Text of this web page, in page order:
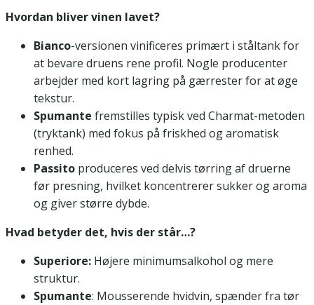
Hvordan bliver vinen lavet?
Bianco-versionen vinificeres primært i ståltank for
at bevare druens rene profil. Nogle producenter
arbejder med kort lagring på gærrester for at øge
tekstur.
Spumante fremstilles typisk ved Charmat-metoden
(tryktank) med fokus på friskhed og aromatisk
renhed.
Passito produceres ved delvis tørring af druerne
før presning, hvilket koncentrerer sukker og aroma
og giver større dybde.
Hvad betyder det, hvis der står…?
Superiore: Højere minimumsalkohol og mere
struktur.
Spumante: Mousserende hvidvin, spænder fra tør